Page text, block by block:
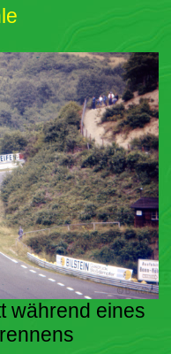
während eines